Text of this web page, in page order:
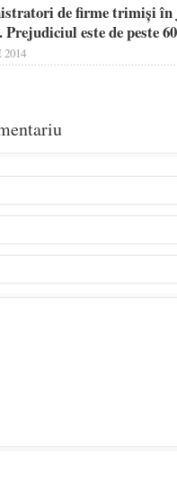
de firme trimişi
Prejudiciul este de peste